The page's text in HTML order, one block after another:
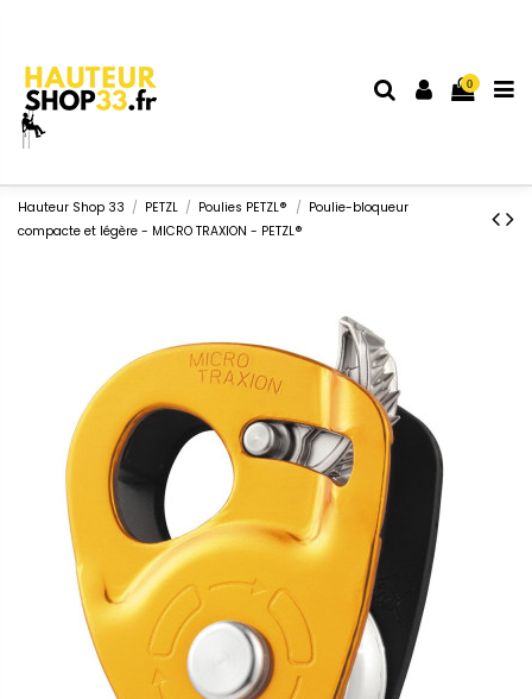
0
Hauteur Shop 33 PETZL Poulies PETZL®
Poulie-bloqueur
compacte et légère - MICRO TRAXION - PETZL®